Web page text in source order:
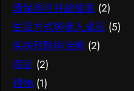
環保與可持續發展 (2)
生活方式與個人成長 (5)
疾病預防與治療 (2)
癌症 (2)
禮物 (1)